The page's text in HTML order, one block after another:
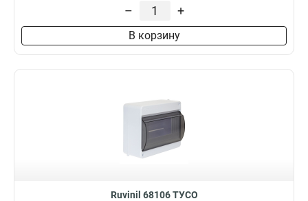
– +
В корзину
Ruvinil 68106 ТУСО